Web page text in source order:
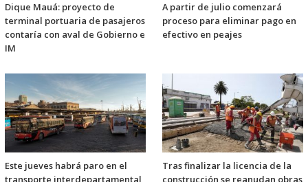
Dique Mauá: proyecto de
terminal portuaria de pasajeros
contaría con aval de Gobierno e
IM
A partir de julio comenzará
proceso para eliminar pago en
efectivo en peajes
Este jueves habrá paro en el
transporte interdepartamental
Tras finalizar la licencia de la
construcción se reanudan obras